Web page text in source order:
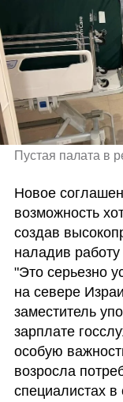
Пустая палата в
Новое
возможность
создав
наладив
"Это серьезно
на севере
заместитель
зарплате
особую
возросла
специалистах